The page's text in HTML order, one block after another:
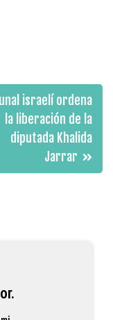
israelí ordena
la liberación de la
diputada Khalida
Jarrar